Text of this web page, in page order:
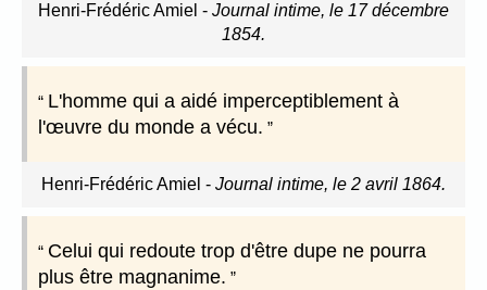
Henri-Frédéric Amiel - Journal intime, le 17 décembre
1854.
L'homme qui a aidé imperceptiblement à
l'œuvre du monde a vécu.
Henri-Frédéric Amiel - Journal intime, le 2 avril 1864.
Celui qui redoute trop d'être dupe ne pourra
plus être magnanime.